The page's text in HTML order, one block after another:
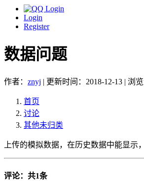
Login
Register
数据问题
作者： znyj | 更新时间：2018-12-13 | 浏
首页
讨论
其他未归类
上传的模拟数据，在历史数据中能显示
评论：共1条